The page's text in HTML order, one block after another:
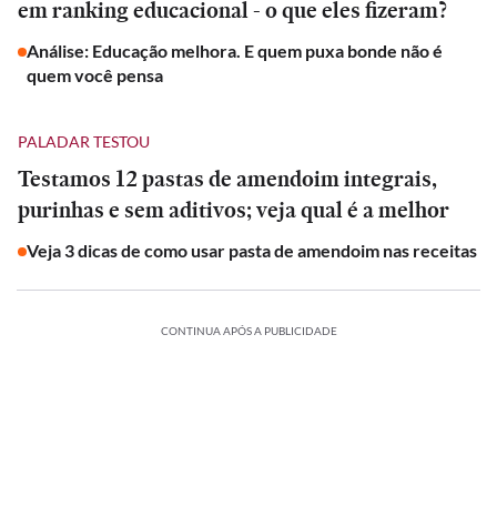
em ranking educacional - o que eles fizeram?
Análise: Educação melhora. E quem puxa bonde não é
quem você pensa
PALADAR TESTOU
Testamos 12 pastas de amendoim integrais,
purinhas e sem aditivos; veja qual é a melhor
Veja 3 dicas de como usar pasta de amendoim nas receitas
CONTINUA APÓS A PUBLICIDADE